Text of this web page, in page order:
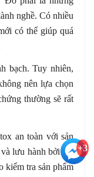
nghề. Có nhiều
có thể giúp quá
bạch. Tuy nhiên,
nên lựa chọn
thường sẽ rất
an toàn với sản
lưu hành bởi Bộ
kiểm tra sản phẩm
+3